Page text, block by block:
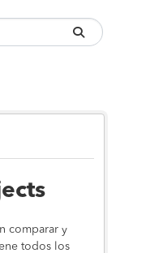
comparar y
todos los